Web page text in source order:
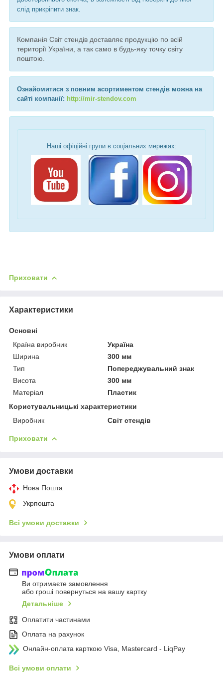
слід прикріпити знак.
Компанія Світ стендів доставляє продукцію по всій
території України, а так само в будь-яку точку світу
поштою.
Ознайомитися з повним асортиментом стендів можна на
сайті компанії: http://mir-stendov.com
Наші офіційні групи в соціальних мережах:
Приховати
Характеристики
Основні
Країна виробник
Україна
Ширина
300 мм
Тип
Попереджувальний знак
Висота
300 мм
Матеріал
Пластик
Користувальницькі характеристики
Виробник
Світ стендів
Приховати
Умови доставки
Нова Пошта
Укрпошта
Всі умови доставки
Умови оплати
Ви отримаєте замовлення
або гроші повернуться на вашу картку
Детальніше
Оплатити частинами
Оплата на рахунок
Онлайн-оплата карткою Visa, Mastercard - LiqPay
Всі умови оплати